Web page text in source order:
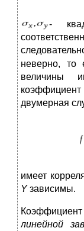
-
неверно, то
величины
двумерная
имеет
Y зависимы.
линейной